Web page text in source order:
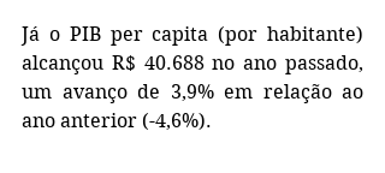
Já o PIB per capita (por habitante)
alcançou R$ 40.688 no ano passado,
um avanço de 3,9% em relação ao
ano anterior (-4,6%).